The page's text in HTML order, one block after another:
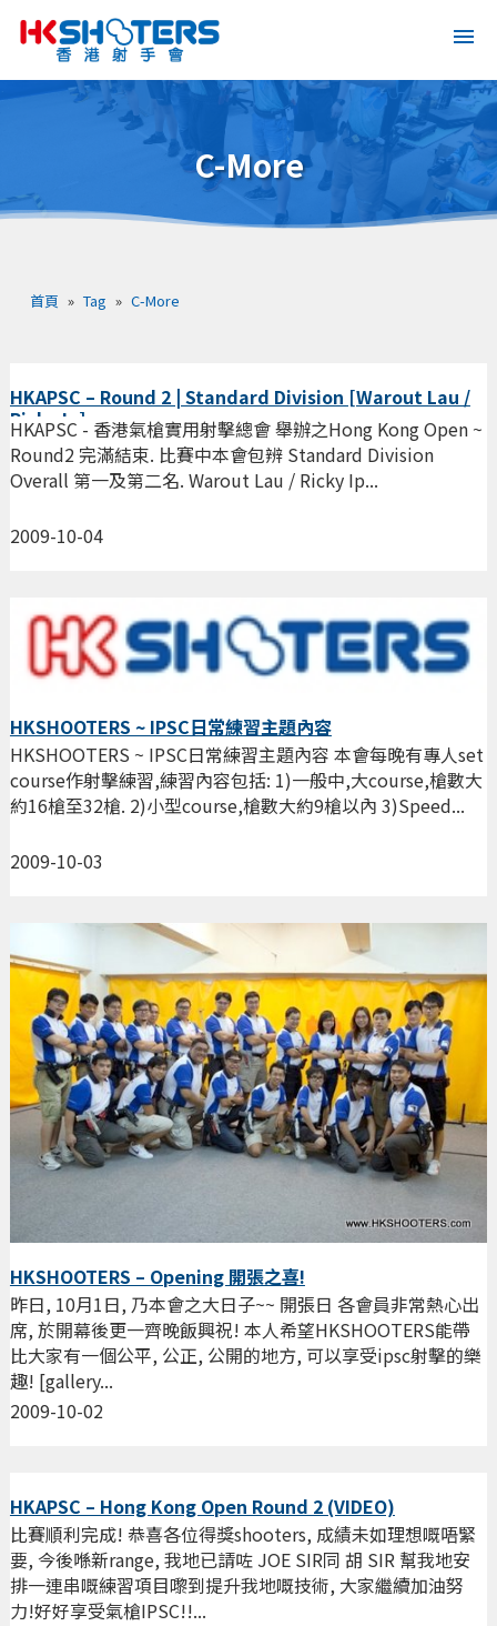
C-More
首頁 » Tag » C-More
HKAPSC – Round 2 | Standard Division [Warout Lau /
Ricky Ip]
2009-10-04
HKAPSC - 香港氣槍實用射擊總會 舉辦之Hong Kong Open ~
Round2 完滿結束. 比賽中本會包辨 Standard Division
Overall 第一及第二名. Warout Lau / Ricky Ip...
HKSHOOTERS ~ IPSC日常練習主題內容
2009-10-03
HKSHOOTERS ~ IPSC日常練習主題內容 本會每晚有專人set
course作射擊練習,練習內容包括: 1)一般中,大course,槍數大
約16槍至32槍. 2)小型course,槍數大約9槍以內 3)Speed...
HKSHOOTERS – Opening 開張之喜!
2009-10-02
昨日, 10月1日, 乃本會之大日子~~ 開張日 各會員非常熱心出
席, 於開幕後更一齊晚飯興祝! 本人希望HKSHOOTERS能帶
比大家有一個公平, 公正, 公開的地方, 可以享受ipsc射擊的樂
趣! [gallery...
HKAPSC – Hong Kong Open Round 2 (VIDEO)
比賽順利完成! 恭喜各位得獎shooters, 成績未如理想嘅唔緊
要, 今後喺新range, 我地已請咗 JOE SIR同 胡 SIR 幫我地安
排一連串嘅練習項目嚟到提升我地嘅技術, 大家繼續加油努
力!好好享受氣槍IPSC!!...